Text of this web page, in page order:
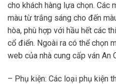
cho khách hàng lựa chọn. Các
màu từ trắng sáng cho đến
hòa, phù hợp với hầu hết các
cổ điển. Ngoài ra có thể chọn
web của nhà cung cấp ván An
– Phụ kiện: Các loại phụ kiện